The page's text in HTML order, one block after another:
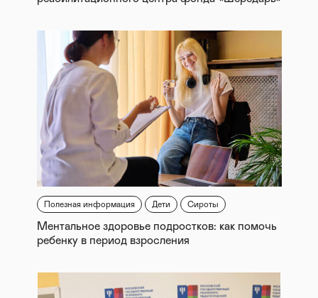
Полезная информация Дети Сироты
Ментальное здоровье подростков: как помочь
ребенку в период взросления